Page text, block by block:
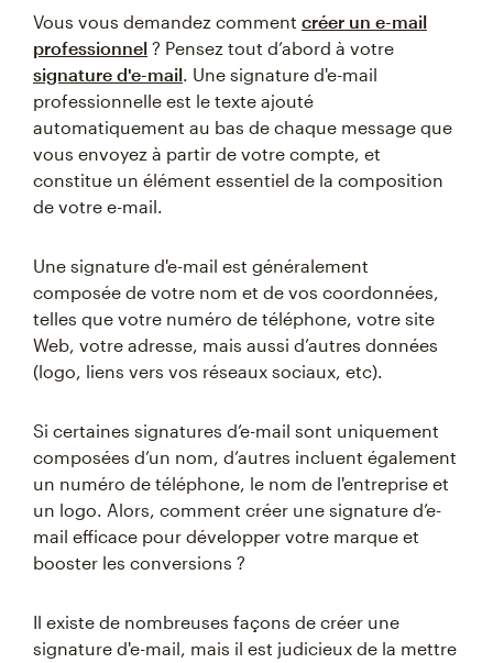
Vous vous demandez comment créer un e-mail
professionnel ? Pensez tout d’abord à votre
signature d'e-mail. Une signature d'e-mail
professionnelle est le texte ajouté
automatiquement au bas de chaque message que
vous envoyez à partir de votre compte, et
constitue un élément essentiel de la composition
de votre e-mail.
Une signature d'e-mail est généralement
composée de votre nom et de vos coordonnées,
telles que votre numéro de téléphone, votre site
Web, votre adresse, mais aussi d’autres données
(logo, liens vers vos réseaux sociaux, etc).
Si certaines signatures d’e-mail sont uniquement
composées d’un nom, d’autres incluent également
un numéro de téléphone, le nom de l'entreprise et
un logo. Alors, comment créer une signature d’e-
mail efficace pour développer votre marque et
booster les conversions ?
Il existe de nombreuses façons de créer une
signature d'e-mail, mais il est judicieux de la mettre